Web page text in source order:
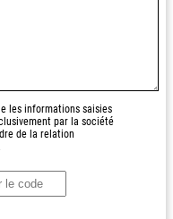
les informations saisies
par la société
de la relation